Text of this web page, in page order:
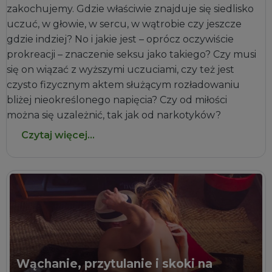
zakochujemy. Gdzie właściwie znajduje się siedlisko
uczuć, w głowie, w sercu, w wątrobie czy jeszcze
gdzie indziej? No i jakie jest – oprócz oczywiście
prokreacji – znaczenie seksu jako takiego? Czy musi
się on wiązać z wyższymi uczuciami, czy też jest
czysto fizycznym aktem służącym rozładowaniu
bliżej nieokreślonego napięcia? Czy od miłości
można się uzależnić, tak jak od narkotyków?
Czytaj więcej...
Wąchanie, przytulanie i skoki na